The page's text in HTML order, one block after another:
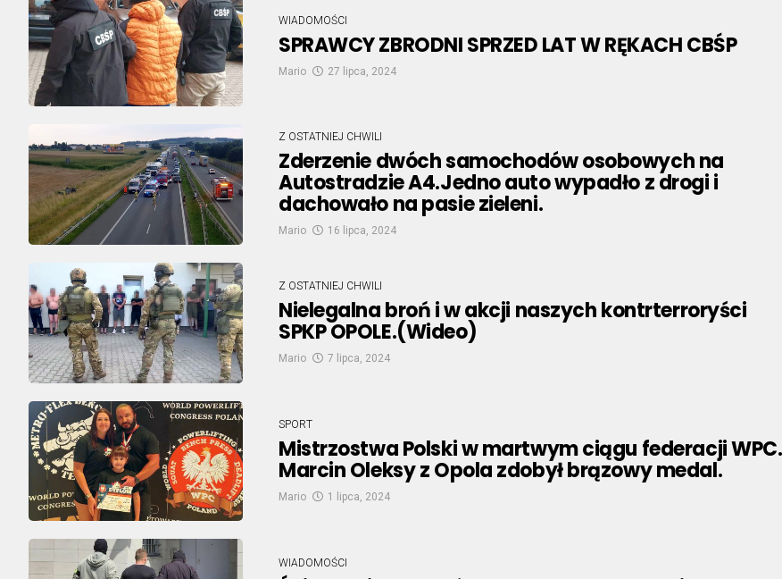
WIADOMOŚCI
SPRAWCY ZBRODNI SPRZED LAT W RĘKACH CBŚP
Mario 27 lipca, 2024
Z OSTATNIEJ CHWILI
Zderzenie dwóch samochodów osobowych na
Autostradzie A4.Jedno auto wypadło z drogi i
dachowało na pasie zieleni.
Mario 16 lipca, 2024
Z OSTATNIEJ CHWILI
Nielegalna broń i w akcji naszych kontrterroryści
SPKP OPOLE.(Wideo)
Mario 7 lipca, 2024
SPORT
Mistrzostwa Polski w martwym ciągu federacji WPC.
Marcin Oleksy z Opola zdobył brązowy medal.
Mario 1 lipca, 2024
WIADOMOŚCI